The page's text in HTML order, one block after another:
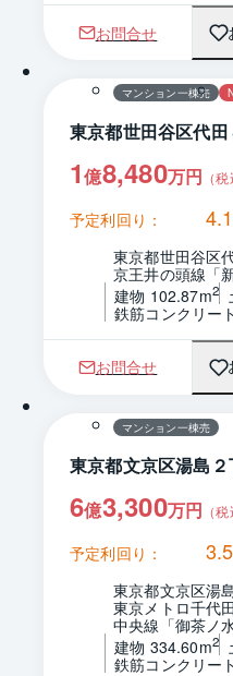
お問合せ
マンション一棟売
東京都世田谷区代田
1億8,480万円 （税
予定利回り：
東京都世田谷区
京王井の頭線「
建物 102.87m2
鉄筋コンクリー
お問合せ
マンション一棟売
東京都文京区湯島２
6億3,300万円 （税
予定利回り：
東京都文京区湯
東京メトロ千代
中央線「御茶ノ
建物 334.60m2
鉄筋コンクリー